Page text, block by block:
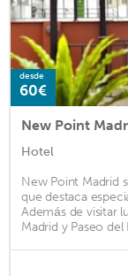
desde
60€
New Point
Hotel
New Point Madrid
que destaca
Además de visitar
Madrid y Paseo del